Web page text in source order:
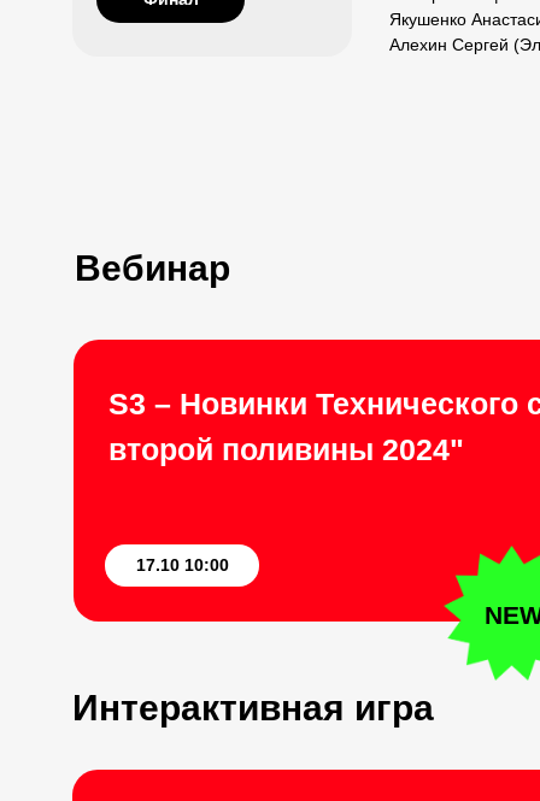
Якушенко
Алехин Сергей
Вебинар
S3 – Новинки Технического
второй поливины 2024"
17.10 10:00
Интерактивная игра